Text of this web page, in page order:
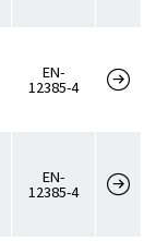
EN-
12385-4
EN-
12385-4